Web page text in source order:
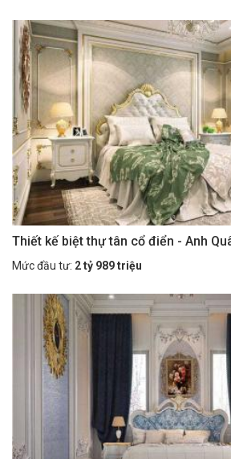
Thiết kế biệt thự tân cổ điển - Anh
Mức đầu tư: 2 tỷ 989 triệu